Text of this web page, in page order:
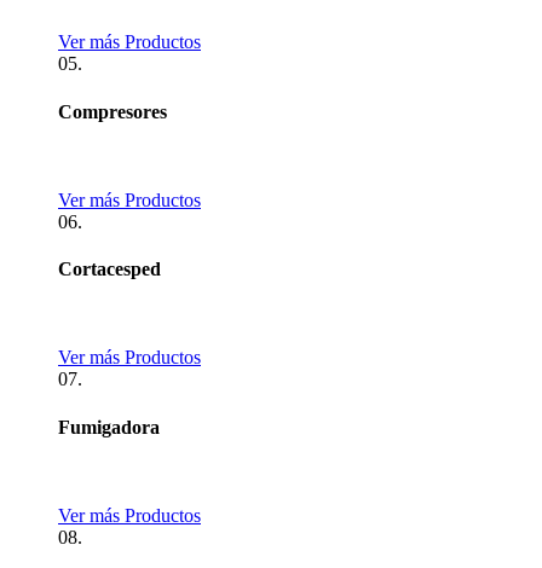
Ver más Productos
05.
Compresores
Ver más Productos
06.
Cortacesped
Ver más Productos
07.
Fumigadora
Ver más Productos
08.